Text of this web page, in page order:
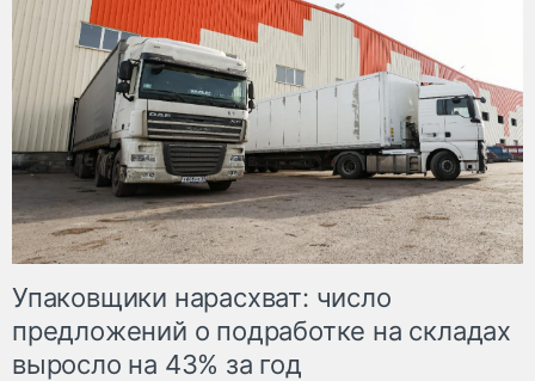
Упаковщики нарасхват: число
предложений о подработке на складах
выросло на 43% за год